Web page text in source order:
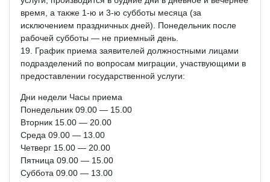
время, а также 1-ю и 3-ю субботы месяца (за
исключением праздничных дней). Понедельник после
рабочей субботы — не приемный день.
19. График приема заявителей должностными лицами
подразделений по вопросам миграции, участвующими в
предоставлении государственной услуги:
Дни недели Часы приема
Понедельник 09.00 — 15.00
Вторник 15.00 — 20.00
Среда 09.00 — 13.00
Четверг 15.00 — 20.00
Пятница 09.00 — 15.00
Суббота 09.00 — 13.00